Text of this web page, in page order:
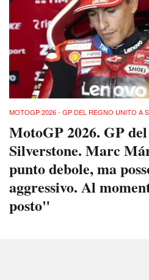
MOTOGP 2026 - GP DEL REGNO UNITO A
MotoGP 2026. GP
Silverstone. Marc
punto debole, ma
aggressivo. Al
posto"